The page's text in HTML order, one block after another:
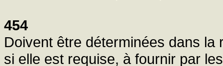
454
Doivent être déterminées dans
si elle est requise, à fournir par